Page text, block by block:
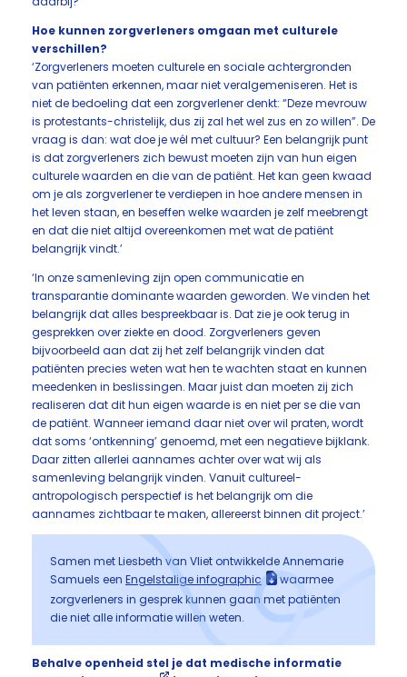
Hoe kunnen zorgverleners omgaan met culturele
verschillen?
‘Zorgverleners moeten culturele en sociale achtergronden
van patiënten erkennen, maar niet veralgemeniseren. Het is
niet de bedoeling dat een zorgverlener denkt: “Deze mevrouw
is protestants-christelijk, dus zij zal het wel zus en zo willen”. De
vraag is dan: wat doe je wél met cultuur? Een belangrijk punt
is dat zorgverleners zich bewust moeten zijn van hun eigen
culturele waarden en die van de patiënt. Het kan geen kwaad
om je als zorgverlener te verdiepen in hoe andere mensen in
het leven staan, en beseffen welke waarden je zelf meebrengt
en dat die niet altijd overeenkomen met wat de patiënt
belangrijk vindt.’
‘In onze samenleving zijn open communicatie en
transparantie dominante waarden geworden. We vinden het
belangrijk dat alles bespreekbaar is. Dat zie je ook terug in
gesprekken over ziekte en dood. Zorgverleners geven
bijvoorbeeld aan dat zij het zelf belangrijk vinden dat
patiënten precies weten wat hen te wachten staat en kunnen
meedenken in beslissingen. Maar juist dan moeten zij zich
realiseren dat dit hun eigen waarde is en niet per se die van
de patiënt. Wanneer iemand daar niet over wil praten, wordt
dat soms ‘ontkenning’ genoemd, met een negatieve bijklank.
Daar zitten allerlei aannames achter over wat wij als
samenleving belangrijk vinden. Vanuit cultureel-
antropologisch perspectief is het belangrijk om die
aannames zichtbaar te maken, allereerst binnen dit project.’
Samen met Liesbeth van Vliet ontwikkelde Annemarie
Samuels een Engelstalige infographic
waarmee
zorgverleners in gesprek kunnen gaan met patiënten
die niet alle informatie willen weten.
Behalve openheid stel je dat medische informatie